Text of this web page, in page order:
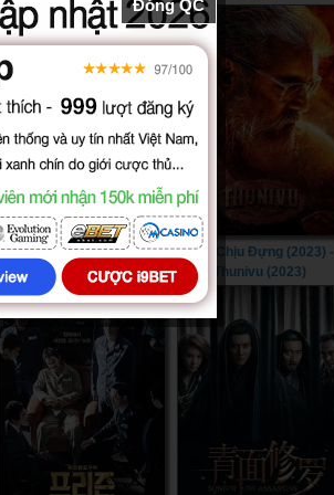
Heroes (1995)
Waltair Veerayya (2023) -
Waltair Veerayya (2023)
Sức Chịu Đựng (2023) -
Thunivu (2023)
Đóng QC